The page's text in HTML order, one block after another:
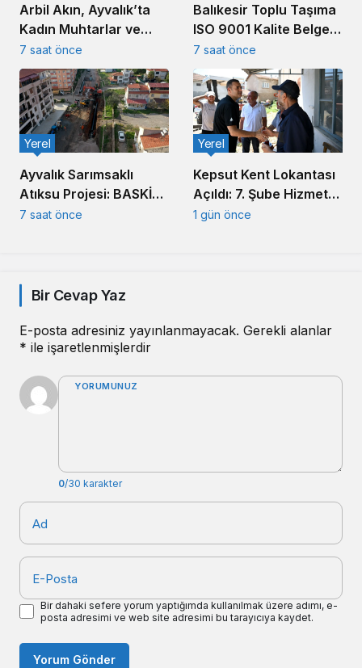
Arbil Akın, Ayvalık’ta
Kadın Muhtarlar ve
Muhtar Eşleriyle
Buluştu
7 saat önce
Balıkesir Toplu Taşıma
ISO 9001 Kalite Belgesi
Aldı
7 saat önce
Ayvalık Sarımsaklı
Atıksu Projesi: BASKİ
Altyapıda Hız Kesmiyor
Yerel
7 saat önce
Kepsut Kent Lokantası
Açıldı: 7. Şube Hizmete
Girdi
Yerel
1 gün önce
Bir Cevap Yaz
E-posta adresiniz yayınlanmayacak. Gerekli alanlar
* ile işaretlenmişlerdir
YORUMUNUZ
0/30 karakter
Ad
E-Posta
Bir dahaki sefere yorum yaptığımda kullanılmak üzere adımı, e-
posta adresimi ve web site adresimi bu tarayıcıya kaydet.
Yorum Gönder